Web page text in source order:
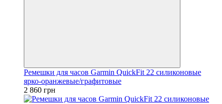
Ремешки для часов Garmin QuickFit 22 силиконовые
ярко-оранжевые/графитовые
2 860 грн